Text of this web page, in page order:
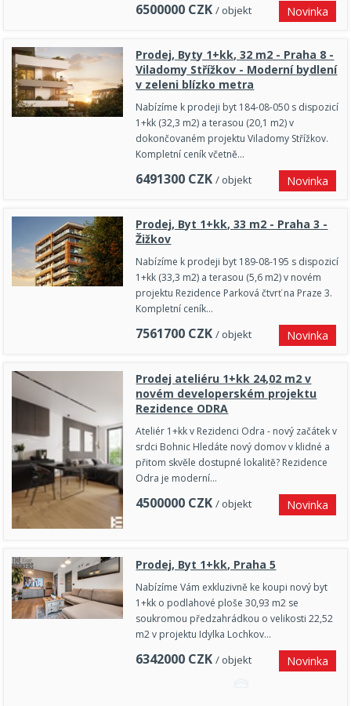
6500000 CZK / objekt Novinka
Prodej, Byty 1+kk, 32 m2 - Praha 8 -
Viladomy Střížkov - Moderní bydlení
v zeleni blízko metra
Nabízíme k prodeji byt 184-08-050 s dispozicí
1+kk (32,3 m2) a terasou (20,1 m2) v
dokončovaném projektu Viladomy Střížkov.
Kompletní ceník včetně…
6491300 CZK / objekt Novinka
Prodej, Byt 1+kk, 33 m2 - Praha 3 -
Žižkov
Nabízíme k prodeji byt 189-08-195 s dispozicí
1+kk (33,3 m2) a terasou (5,6 m2) v novém
projektu Rezidence Parková čtvrť na Praze 3.
Kompletní ceník…
7561700 CZK / objekt Novinka
Prodej ateliéru 1+kk 24,02 m2 v
novém developerském projektu
Rezidence ODRA
Ateliér 1+kk v Rezidenci Odra - nový začátek v
srdci Bohnic Hledáte nový domov v klidné a
přitom skvěle dostupné lokalitě? Rezidence
Odra je moderní…
4500000 CZK / objekt Novinka
Prodej, Byt 1+kk, Praha 5
Nabízíme Vám exkluzivně ke koupi nový byt
1+kk o podlahové ploše 30,93 m2 se
soukromou předzahrádkou o velikosti 22,52
m2 v projektu Idylka Lochkov…
6342000 CZK / objekt Novinka